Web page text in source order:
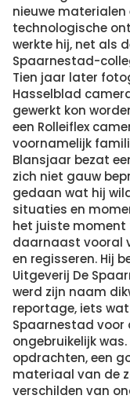
nieuwe materialen
technologische
werkte hij, net als
Spaarnestad-
Tien jaar later
Hasselblad
gewerkt kon
een Rolleiflex
voornamelijk
Blansjaar bezat
zich niet gauw
gedaan wat hij
situaties en
het juiste moment
daarnaast vooral
en regisseren. Hij
Uitgeverij De
werd zijn naam
reportage, iets
Spaarnestad voor
ongebruikelijk
opdrachten, een
materiaal van de
verschilden van